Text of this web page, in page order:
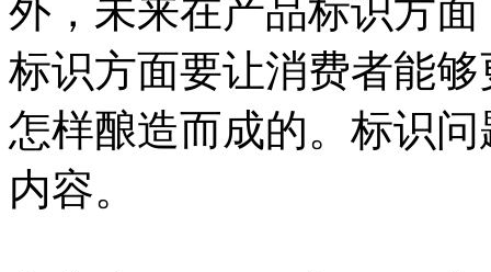
外，未来在产品标识方
标识方面要让消费者能
怎样酿造而成的。标识
内容。